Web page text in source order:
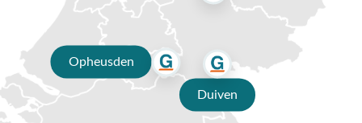
Vragen of hulp nodig?
Heb je nog vragen over de Platinum Challenger T2 3x3m
Taupe met voet en hoes? Bel ons dan op 0488-441220, stuur
een e-mail naar info@vdgarde.nl of maak gebruik van de
chatfunctie. Uiteraard ben je ook van harte welkom in onze
showroom in Opheusden, Duiven of Apeldoorn. Onze
Opheusden
Duiven